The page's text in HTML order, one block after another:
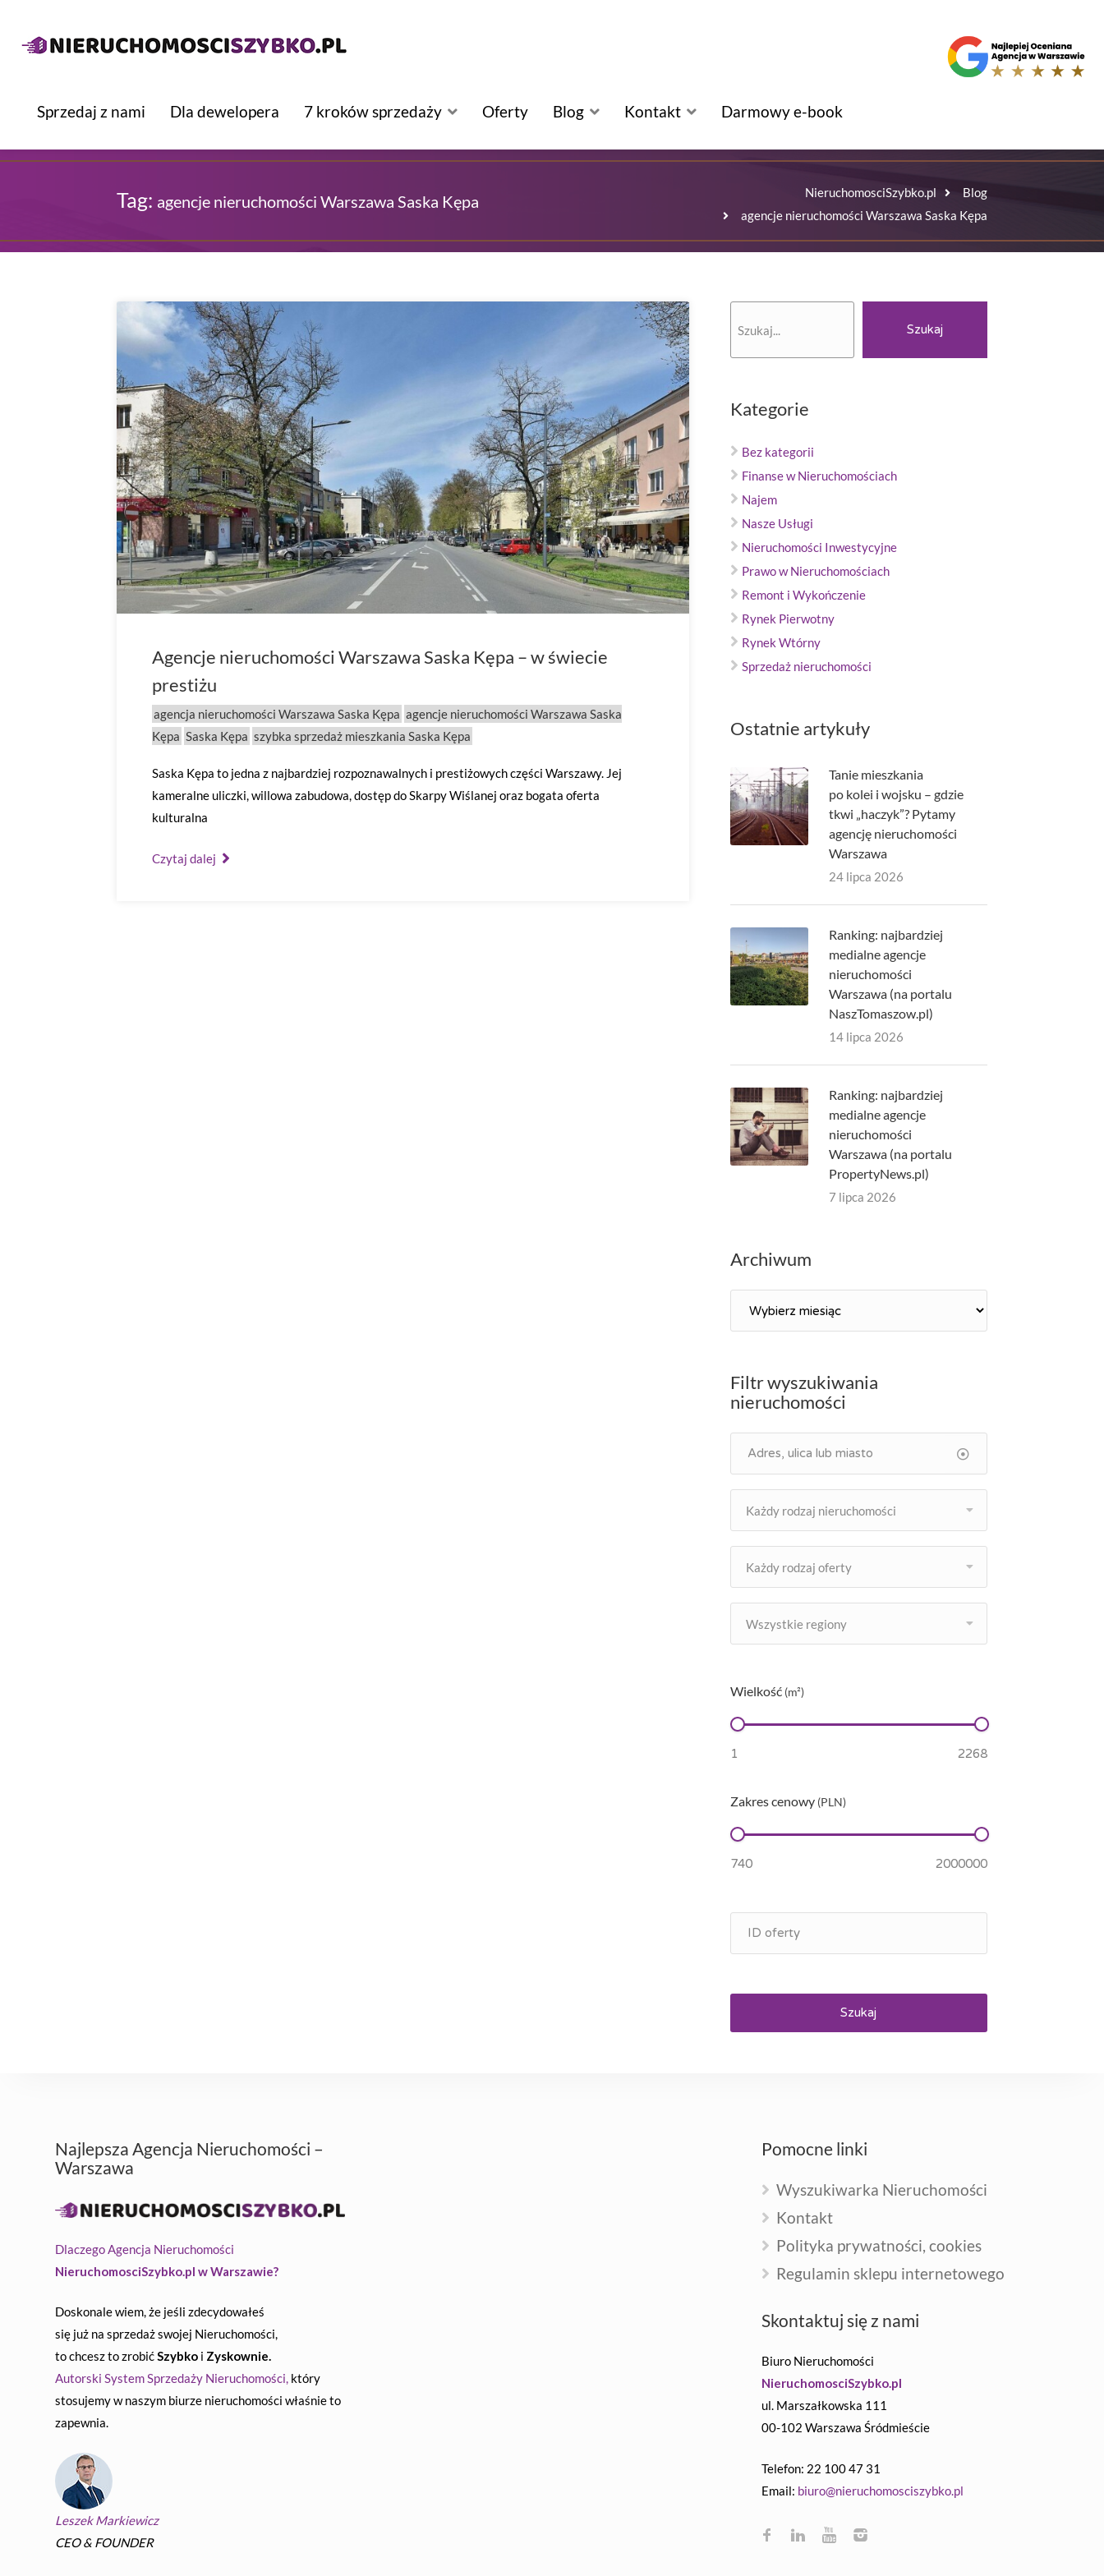
Sprzedaj z nami Dla dewelopera 7 kroków sprzedaży Oferty Blog Kontakt Darmowy e-book
Tag: agencje nieruchomości Warszawa Saska Kępa NieruchomosciSzybko.pl
Blog
agencje nieruchomości Warszawa Saska Kępa
Agencje nieruchomości Warszawa Saska Kępa – w świecie
prestiżu
agencja nieruchomości Warszawa Saska Kępa agencje nieruchomości Warszawa Saska
Kępa Saska Kępa szybka sprzedaż mieszkania Saska Kępa
Saska Kępa to jedna z najbardziej rozpoznawalnych i prestiżowych części Warszawy. Jej
kameralne uliczki, willowa zabudowa, dostęp do Skarpy Wiślanej oraz bogata oferta
kulturalna
Czytaj dalej
Szukaj
Kategorie
Bez kategorii
Finanse w Nieruchomościach
Najem
Nasze Usługi
Nieruchomości Inwestycyjne
Prawo w Nieruchomościach
Remont i Wykończenie
Rynek Pierwotny
Rynek Wtórny
Sprzedaż nieruchomości
Ostatnie artykuły
Tanie mieszkania
po kolei i wojsku – gdzie
tkwi „haczyk”? Pytamy
agencję nieruchomości
Warszawa
24 lipca 2026
Ranking: najbardziej
medialne agencje
nieruchomości
Warszawa (na portalu
NaszTomaszow.pl)
14 lipca 2026
Ranking: najbardziej
medialne agencje
nieruchomości
Warszawa (na portalu
PropertyNews.pl)
7 lipca 2026
Archiwum
Filtr wyszukiwania
nieruchomości
Każdy rodzaj nieruchomości
Każdy rodzaj oferty
Wszystkie regiony
Wielkość (m²)
Zakres cenowy (PLN)
Szukaj
Najlepsza Agencja Nieruchomości –
Warszawa
Dlaczego Agencja Nieruchomości
NieruchomosciSzybko.pl w Warszawie?
Doskonale wiem, że jeśli zdecydowałeś
się już na sprzedaż swojej Nieruchomości,
to chcesz to zrobićSzybko i Zyskownie.
Autorski System Sprzedaży Nieruchomości, który
stosujemy w naszym biurze nieruchomości właśnie to
zapewnia.
Leszek Markiewicz
CEO & FOUNDER
Pomocne linki
Wyszukiwarka Nieruchomości
Kontakt
Polityka prywatności, cookies
Regulamin sklepu internetowego
Skontaktuj się z nami
Biuro Nieruchomości
NieruchomosciSzybko.pl
ul. Marszałkowska 111
00-102 Warszawa Śródmieście
Telefon: 22 100 47 31
Email: biuro@nieruchomosciszybko.pl